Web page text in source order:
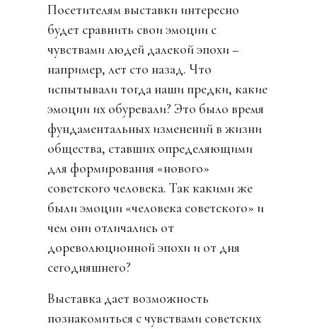
Посетителям выставки интересно
будет сравнить свои эмоции с
чувствами людей далекой эпохи –
например, лет сто назад. Что
испытывали тогда наши предки, какие
эмоции их обуревали? Это было время
фундаментальных изменений в жизни
общества, ставших определяющими
для формирования «нового»
советского человека. Так какими же
были эмоции «человека советского» и
чем они отличались от
дореволюционной эпохи и от дня
сегодняшнего?
Выставка дает возможность
познакомиться с чувствами советских